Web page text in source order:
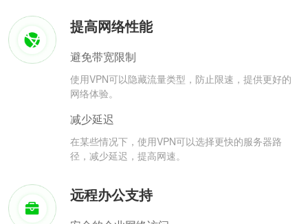
提高网络性能
避免带宽限制
使用VPN可以隐藏流量类型，防止限速，提供更好的
网络体验。
减少延迟
在某些情况下，使用VPN可以选择更快的服务器路
径，减少延迟，提高网速。
远程办公支持